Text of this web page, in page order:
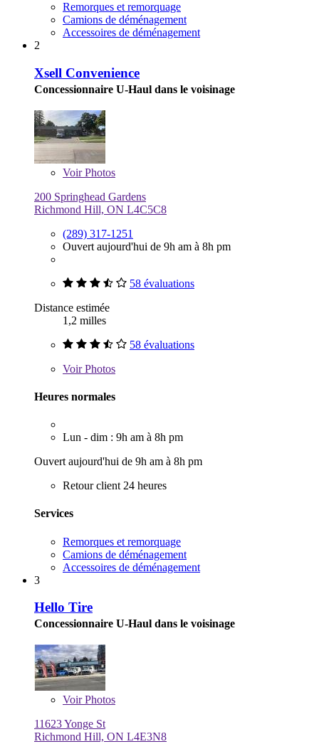
Remorques et remorquage
Camions de déménagement
Accessoires de déménagement
2
Xsell Convenience
Concessionnaire U-Haul dans le voisinage
VoirPhotos
200 Springhead Gardens
Richmond Hill, ON L4C5C8
(289) 317-1251
Ouvert aujourd'hui de 9h am à 8h pm
58 évaluations
Distance estimée
1,2 milles
58 évaluations
VoirPhotos
Heures normales
Lun - dim : 9h am à 8h pm
Ouvert aujourd'hui de 9h am à 8h pm
Retour client 24 heures
Services
Remorques et remorquage
Camions de déménagement
Accessoires de déménagement
3
Hello Tire
Concessionnaire U-Haul dans le voisinage
VoirPhotos
11623 Yonge St
Richmond Hill, ON L4E3N8